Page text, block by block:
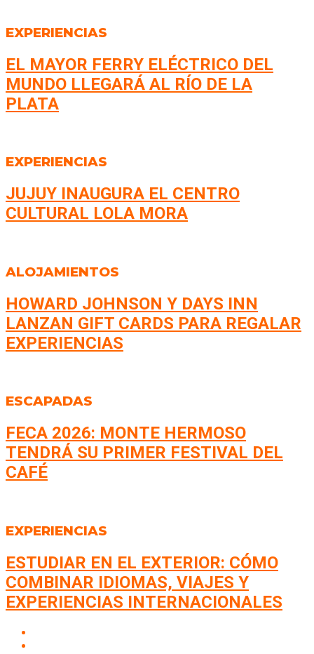
EXPERIENCIAS
EL MAYOR FERRY ELÉCTRICO DEL
MUNDO LLEGARÁ AL RÍO DE LA
PLATA
EXPERIENCIAS
JUJUY INAUGURA EL CENTRO
CULTURAL LOLA MORA
ALOJAMIENTOS
HOWARD JOHNSON Y DAYS INN
LANZAN GIFT CARDS PARA REGALAR
EXPERIENCIAS
ESCAPADAS
FECA 2026: MONTE HERMOSO
TENDRÁ SU PRIMER FESTIVAL DEL
CAFÉ
EXPERIENCIAS
ESTUDIAR EN EL EXTERIOR: CÓMO
COMBINAR IDIOMAS, VIAJES Y
EXPERIENCIAS INTERNACIONALES